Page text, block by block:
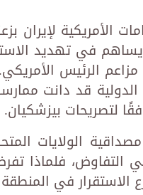
الأمريكية لإيران
في تهديد
الرئيس
قد دانت
لتصريحات بيزشكيان.
الولايات
فلماذا
في